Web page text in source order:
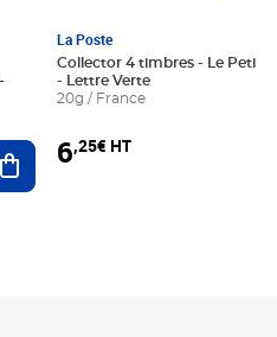
Ajouter au panier
La Poste
Collector 4 timbres - Le Petit
- Lettre Verte
20g / France
6,25€ HT